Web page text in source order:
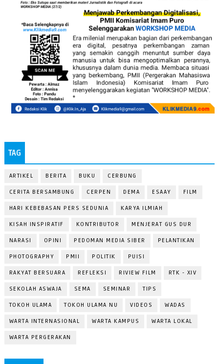
TAG
ARTIKEL BERITA BUKU CERBUNG
CERITA BERSAMBUNG CERPEN DEMA ESAAY FILM
HARI KEBEBASAN PERS SEDUNIA KARYA ILMIAH
KISAH INSPIRATIF KONTRIBUTOR MENJERAT GUS DUR
NARASI OPINI PEDOMAN MEDIA SIBER PELANTIKAN
PHOTOGRAPHY PMII POLITIK PUISI
RAKYAT BERSUARA REFLEKSI RIVIEW FILM RTK - XIV
SEKOLAH ASWAJA SEMA SEMINAR TIPS
TOKOH ULAMA TOKOH ULAMA NU VIDEOS WADAS
WARTA INTERNASIONAL WARTA KAMPUS WARTA LOKAL
WARTA PERGERAKAN